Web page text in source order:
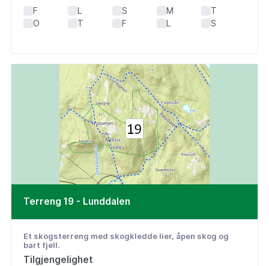
F L S M
T
O
T F L S
Terreng 19 - Lunddalen
Et skogsterreng med skogkledde lier, åpen skog og
bart fjell.
Tilgjengelighet